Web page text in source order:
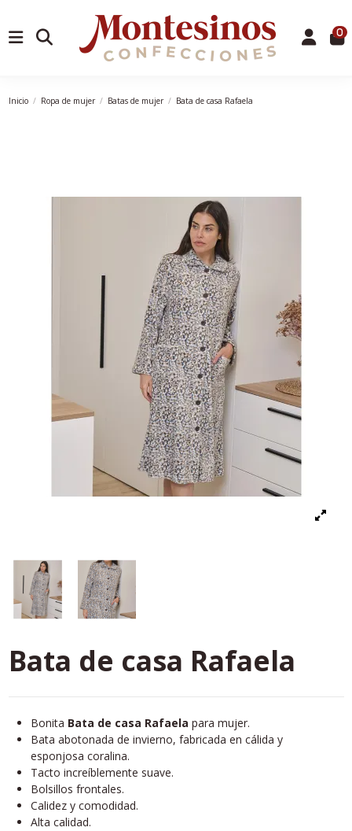
0
Inicio Ropa de mujer Batas de mujer Bata de casa Rafaela
Bata de casa Rafaela
Bonita Bata de casa Rafaela para mujer.
Bata abotonada de invierno, fabricada en cálida y
esponjosa coralina.
Tacto increíblemente suave.
Bolsillos frontales.
Calidez y comodidad.
Alta calidad.